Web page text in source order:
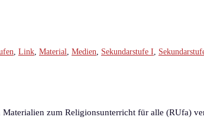
Link Material Medien Sekundarstufe I
zum Religionsunterricht für alle (RUfa)